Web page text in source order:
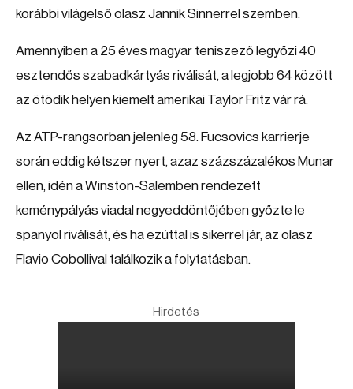
korábbi világelső olasz Jannik Sinnerrel szemben.
Amennyiben a 25 éves magyar teniszező legyőzi 40
esztendős szabadkártyás riválisát, a legjobb 64 között
az ötödik helyen kiemelt amerikai Taylor Fritz vár rá.
Az ATP-rangsorban jelenleg 58. Fucsovics karrierje
során eddig kétszer nyert, azaz százszázalékos Munar
ellen, idén a Winston-Salemben rendezett
keménypályás viadal negyeddöntőjében győzte le
spanyol riválisát, és ha ezúttal is sikerrel jár, az olasz
Flavio Cobollival találkozik a folytatásban.
Hirdetés